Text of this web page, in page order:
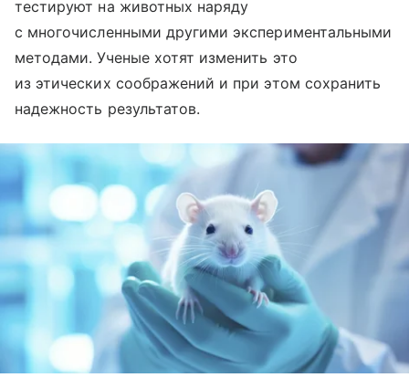
тестируют на животных наряду
с многочисленными другими экспериментальными
методами. Ученые хотят изменить это
из этических соображений и при этом сохранить
надежность результатов.